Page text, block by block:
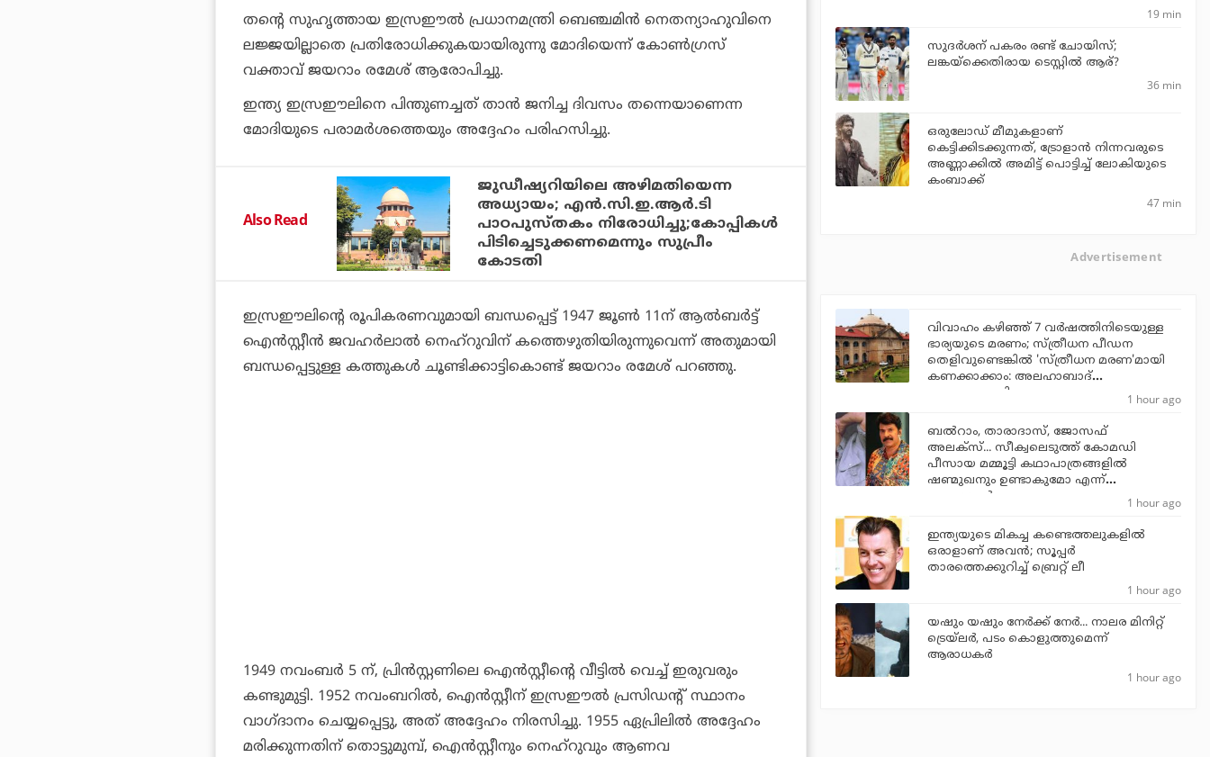
തന്റെ സുഹൃത്തായ ഇസ്രഈല്‍ പ്രധാനമന്ത്രി ബെഞ്ചമിന്‍ നെതന്യാഹുവിനെ
ലജ്ജയില്ലാതെ പ്രതിരോധിക്കുകയായിരുന്നു മോദിയെന്ന് കോണ്‍ഗ്രസ്
വക്താവ് ജയറാം രമേശ് ആരോപിച്ചു.
ഇന്ത്യ ഇസ്രഈലിനെ പിന്തുണച്ചത് താന്‍ ജനിച്ച ദിവസം തന്നെയാണെന്ന
മോദിയുടെ പരാമര്‍ശത്തെയും അദ്ദേഹം പരിഹസിച്ചു.
Also Read
ജുഡീഷ്യറിയിലെ അഴിമതിയെന്ന
അധ്യായം; എന്‍.സി.ഇ.ആര്‍.ടി
പാഠപുസ്തകം നിരോധിച്ചു;കോപ്പികള്‍
പിടിച്ചെടുക്കണമെന്നും സുപ്രീം
കോടതി
ഇസ്രഈലിന്റെ രൂപികരണവുമായി ബന്ധപ്പെട്ട് 1947 ജൂണ്‍ 11ന് ആല്‍ബര്‍ട്ട്
ഐന്‍സ്റ്റീന്‍ ജവഹര്‍ലാല്‍ നെഹ്‌റുവിന് കത്തെഴുതിയിരുന്നുവെന്ന് അതുമായി
ബന്ധപ്പെട്ടുള്ള കത്തുകള്‍ ചൂണ്ടിക്കാട്ടികൊണ്ട് ജയറാം രമേശ് പറഞ്ഞു.
1949 നവംബര്‍ 5 ന്, പ്രിന്‍സ്റ്റണിലെ ഐന്‍സ്റ്റീന്റെ വീട്ടില്‍ വെച്ച് ഇരുവരും
കണ്ടുമുട്ടി. 1952 നവംബറില്‍, ഐന്‍സ്റ്റീന് ഇസ്രഈല്‍ പ്രസിഡന്റ് സ്ഥാനം
വാഗ്ദാനം ചെയ്യപ്പെട്ടു, അത് അദ്ദേഹം നിരസിച്ചു. 1955 ഏപ്രിലില്‍ അദ്ദേഹം
മരിക്കുന്നതിന് തൊട്ടുമുമ്പ്, ഐന്‍സ്റ്റീനും നെഹ്റുവും ആണവ
19 min
സുദര്‍ശന് പകരം രണ്ട് ചോയിസ്;
ലങ്കയ്‌ക്കെതിരായ ടെസ്റ്റില്‍ ആര്?
36 min
ഒരുലോഡ് മീമുകളാണ്
കെട്ടിക്കിടക്കുന്നത്, ട്രോളാന്‍ നിന്നവരുടെ
അണ്ണാക്കില്‍ അമിട്ട് പൊട്ടിച്ച് ലോകിയുടെ
കംബാക്ക്
47 min
Advertisement
വിവാഹം കഴിഞ്ഞ് 7 വര്‍ഷത്തിനിടെയുള്ള
ഭാര്യയുടെ മരണം; സ്ത്രീധന പീഡന
തെളിവുണ്ടെങ്കില്‍ 'സ്ത്രീധന മരണ'മായി
കണക്കാക്കാം: അലഹാബാദ്
ഹൈക്കോടതി
1 hour ago
ബല്‍റാം, താരാദാസ്, ജോസഫ്
അലക്‌സ്... സീക്വലെടുത്ത് കോമഡി
പീസായ മമ്മൂട്ടി കഥാപാത്രങ്ങളില്‍
ഷണ്മുഖനും ഉണ്ടാകുമോ എന്ന്
ആരാധകര്‍
1 hour ago
ഇന്ത്യയുടെ മികച്ച കണ്ടെത്തലുകളില്‍
ഒരാളാണ് അവന്‍; സൂപ്പര്‍
താരത്തെക്കുറിച്ച് ബ്രെറ്റ് ലീ
1 hour ago
യഷും യഷും നേര്‍ക്ക് നേര്‍... നാലര മിനിറ്റ്
ട്രെയ്‌ലര്‍, പടം കൊളുത്തുമെന്ന്
ആരാധകര്‍
1 hour ago